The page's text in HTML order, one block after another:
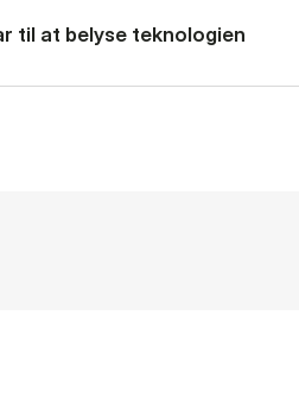
til at belyse teknologien